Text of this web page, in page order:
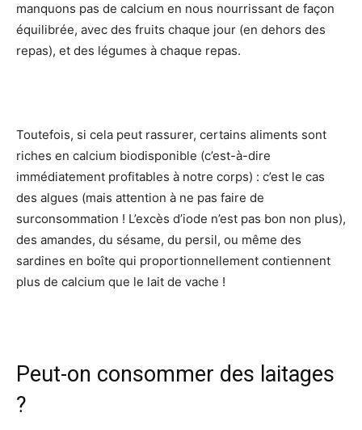
manquons pas de calcium en nous nourrissant de façon
équilibrée, avec des fruits chaque jour (en dehors des
repas), et des légumes à chaque repas.
Toutefois, si cela peut rassurer, certains aliments sont
riches en calcium biodisponible (c’est-à-dire
immédiatement profitables à notre corps) : c’est le cas
des algues (mais attention à ne pas faire de
surconsommation ! L’excès d’iode n’est pas bon non plus),
des amandes, du sésame, du persil, ou même des
sardines en boîte qui proportionnellement contiennent
plus de calcium que le lait de vache !
Peut-on consommer des laitages
?